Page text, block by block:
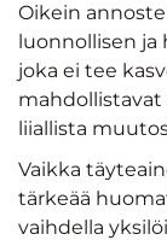
Oikein
luonnollisen
joka ei tee
mahdollistavat
liiallista
Vaikka
tärkeää
vaihdella